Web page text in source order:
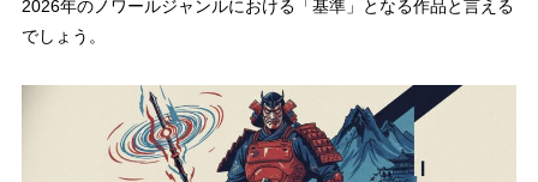
2026年のノワールジャンルにおける「基準」となる作品と言える
でしょう。